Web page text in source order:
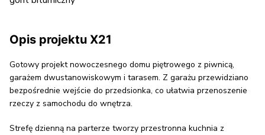
Opis projektu X21
Gotowy projekt nowoczesnego domu piętrowego z piwnicą,
garażem dwustanowiskowym i tarasem. Z garażu przewidziano
bezpośrednie wejście do przedsionka, co ułatwia przenoszenie
rzeczy z samochodu do wnętrza.
Strefę dzienną na parterze tworzy przestronna kuchnia z